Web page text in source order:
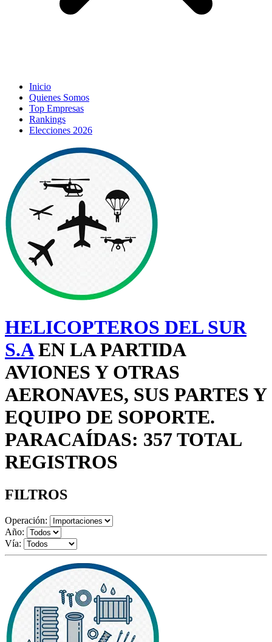
Inicio
Quienes Somos
Top Empresas
Rankings
Elecciones 2026
HELICOPTEROS DEL SUR
S.AEN LA PARTIDA
AVIONES Y OTRAS
AERONAVES, SUS PARTES Y
EQUIPO DE SOPORTE.
PARACAÍDAS: 357 TOTAL
REGISTROS
FILTROS
Operación:
Año:
Vía: